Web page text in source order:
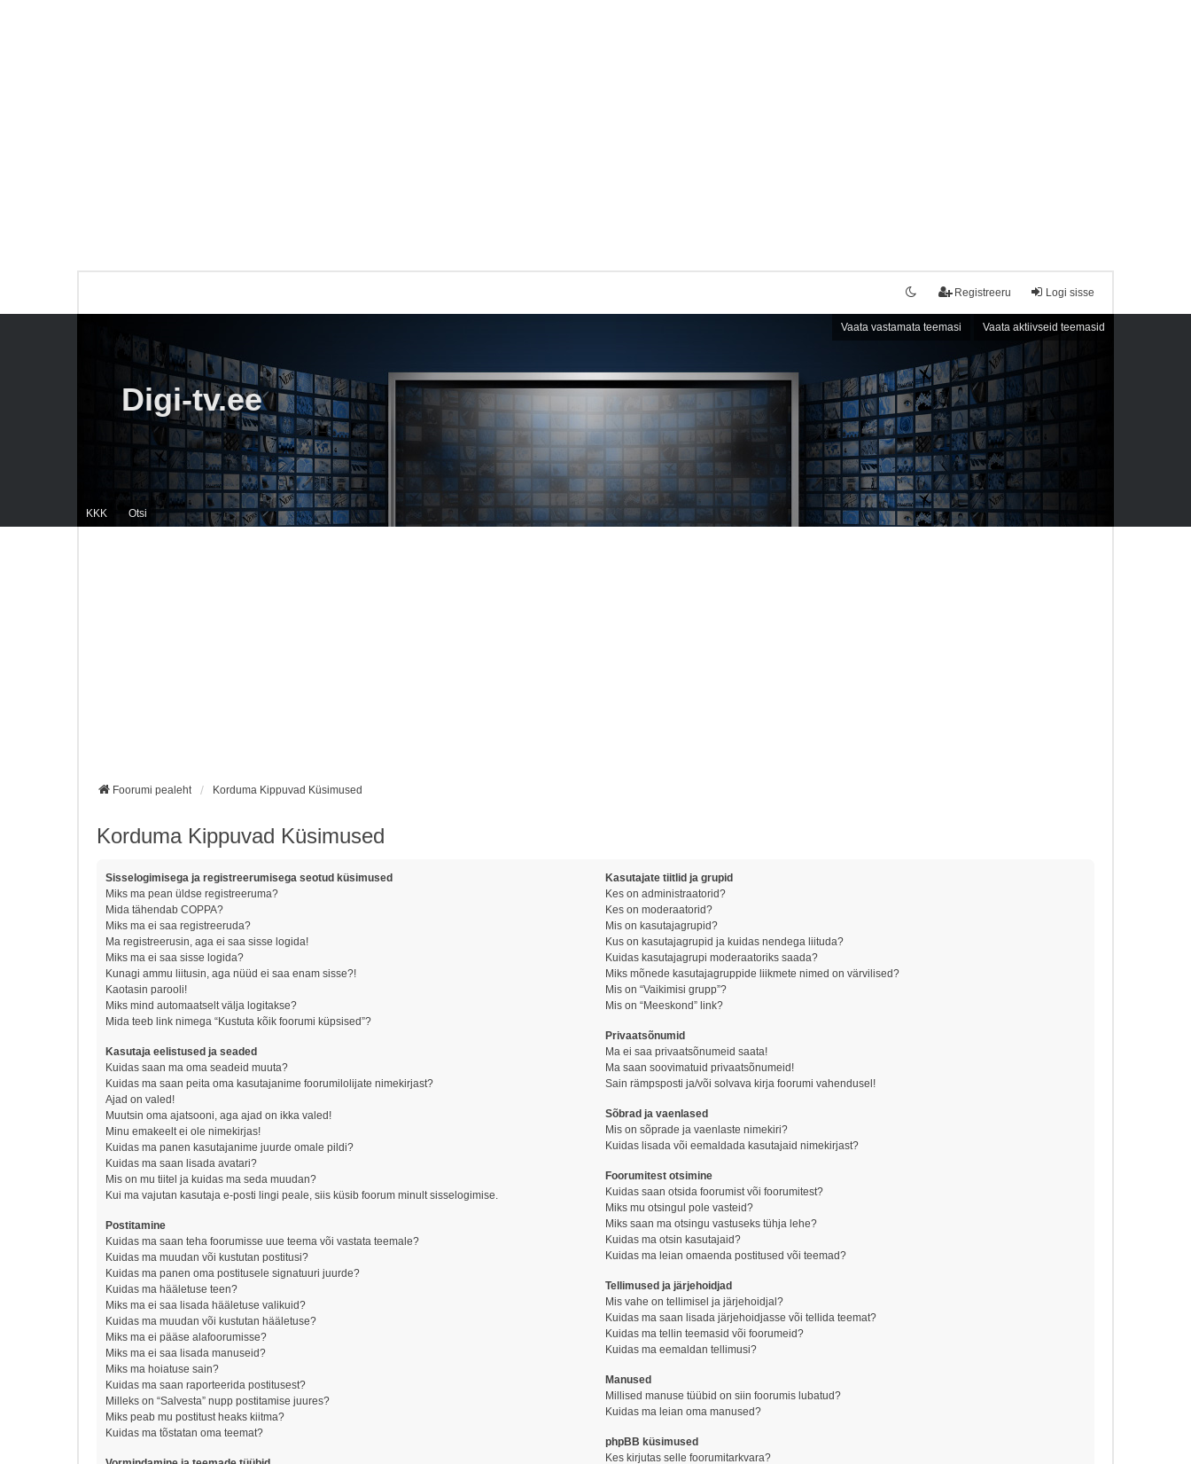
Logi sisse
Registreeru
Vaata vastamata teemasi Vaata aktiivseid teemasid
KKK Otsi
Digi-tv.ee
Foorumi pealeht Korduma Kippuvad Küsimused
Korduma Kippuvad Küsimused
Sisselogimisega ja registreerumisega seotud küsimused
Miks ma pean üldse registreeruma?
Mida tähendab COPPA?
Miks ma ei saa registreeruda?
Ma registreerusin, aga ei saa sisse logida!
Miks ma ei saa sisse logida?
Kunagi ammu liitusin, aga nüüd ei saa enam sisse?!
Kaotasin parooli!
Miks mind automaatselt välja logitakse?
Mida teeb link nimega “Kustuta kõik foorumi küpsised”?
Kasutaja eelistused ja seaded
Kuidas saan ma oma seadeid muuta?
Kuidas ma saan peita oma kasutajanime foorumilolijate nimekirjast?
Ajad on valed!
Muutsin oma ajatsooni, aga ajad on ikka valed!
Minu emakeelt ei ole nimekirjas!
Kuidas ma panen kasutajanime juurde omale pildi?
Kuidas ma saan lisada avatari?
Mis on mu tiitel ja kuidas ma seda muudan?
Kui ma vajutan kasutaja e-posti lingi peale, siis küsib foorum minult sisselogimise.
Postitamine
Kuidas ma saan teha foorumisse uue teema või vastata teemale?
Kuidas ma muudan või kustutan postitusi?
Kuidas ma panen oma postitusele signatuuri juurde?
Kuidas ma hääletuse teen?
Miks ma ei saa lisada hääletuse valikuid?
Kuidas ma muudan või kustutan hääletuse?
Miks ma ei pääse alafoorumisse?
Miks ma ei saa lisada manuseid?
Miks ma hoiatuse sain?
Kuidas ma saan raporteerida postitusest?
Milleks on “Salvesta” nupp postitamise juures?
Miks peab mu postitust heaks kiitma?
Kuidas ma tõstatan oma teemat?
Kasutajate tiitlid ja grupid
Kes on administraatorid?
Kes on moderaatorid?
Mis on kasutajagrupid?
Kus on kasutajagrupid ja kuidas nendega liituda?
Kuidas kasutajagrupi moderaatoriks saada?
Miks mõnede kasutajagruppide liikmete nimed on värvilised?
Mis on “Vaikimisi grupp”?
Mis on “Meeskond” link?
Privaatsõnumid
Ma ei saa privaatsõnumeid saata!
Ma saan soovimatuid privaatsõnumeid!
Sain rämpsposti ja/või solvava kirja foorumi vahendusel!
Sõbrad ja vaenlased
Mis on sõprade ja vaenlaste nimekiri?
Kuidas lisada või eemaldada kasutajaid nimekirjast?
Foorumitest otsimine
Kuidas saan otsida foorumist või foorumitest?
Miks mu otsingul pole vasteid?
Miks saan ma otsingu vastuseks tühja lehe?
Kuidas ma otsin kasutajaid?
Kuidas ma leian omaenda postitused või teemad?
Tellimused ja järjehoidjad
Mis vahe on tellimisel ja järjehoidjal?
Kuidas ma saan lisada järjehoidjasse või tellida teemat?
Kuidas ma tellin teemasid või foorumeid?
Kuidas ma eemaldan tellimusi?
Manused
Millised manuse tüübid on siin foorumis lubatud?
Kuidas ma leian oma manused?
phpBB küsimused
Kes kirjutas selle foorumitarkvara?